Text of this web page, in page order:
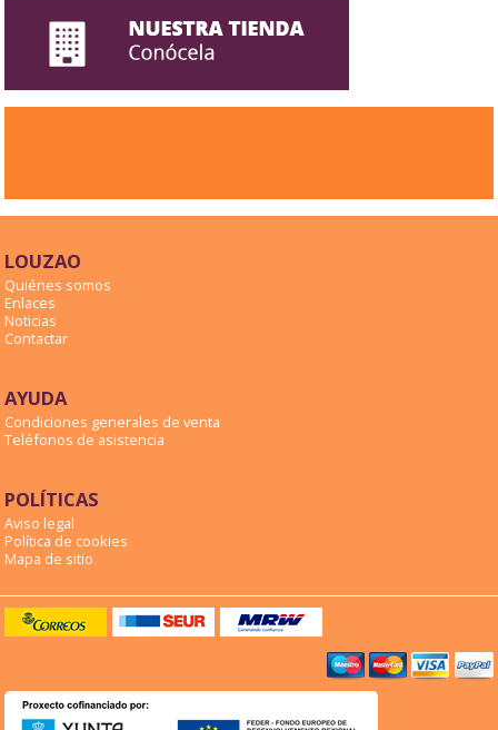
LOUZAO
Quiénes somos
Enlaces
Noticias
Contactar
AYUDA
Condiciones generales de venta
Teléfonos de asistencia
POLÍTICAS
Aviso legal
Política de cookies
Mapa de sitio